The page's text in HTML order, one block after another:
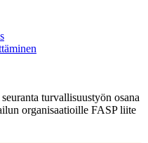
turvallisuustyön osana
organisaatioille FASP liite